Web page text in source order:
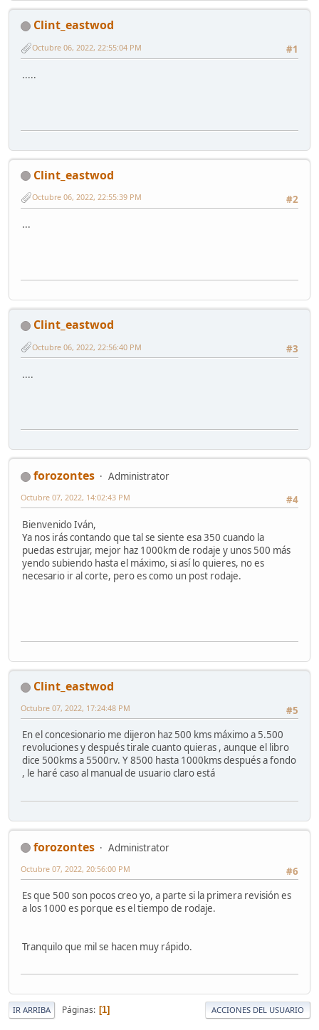
Clint_eastwod
#1
Octubre 06, 2022, 22:55:04 PM
.....
Clint_eastwod
#2
Octubre 06, 2022, 22:55:39 PM
...
Clint_eastwod
#3
Octubre 06, 2022, 22:56:40 PM
....
forozontes
Administrator
#4
Octubre 07, 2022, 14:02:43 PM
Bienvenido Iván,
Ya nos irás contando que tal se siente esa 350 cuando la
puedas estrujar, mejor haz 1000km de rodaje y unos 500 más
yendo subiendo hasta el máximo, si así lo quieres, no es
necesario ir al corte, pero es como un post rodaje.
Clint_eastwod
#5
Octubre 07, 2022, 17:24:48 PM
En el concesionario me dijeron haz 500 kms máximo a 5.500
revoluciones y después tirale cuanto quieras , aunque el libro
dice 500kms a 5500rv. Y 8500 hasta 1000kms después a fondo
, le haré caso al manual de usuario claro está
forozontes
Administrator
#6
Octubre 07, 2022, 20:56:00 PM
Es que 500 son pocos creo yo, a parte si la primera revisión es
a los 1000 es porque es el tiempo de rodaje.
Tranquilo que mil se hacen muy rápido.
IR ARRIBA Páginas 1 ACCIONES DEL USUARIO